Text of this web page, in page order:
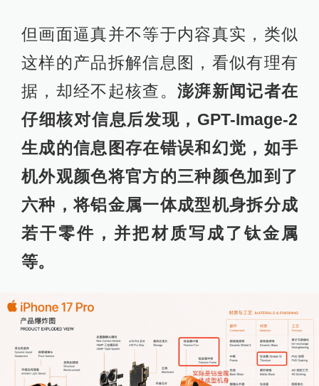
但画面逼真并不等于内容真实，类似
这样的产品拆解信息图，看似有理有
据，却经不起核查。澎湃新闻记者在
仔细核对信息后发现，GPT-Image-2
生成的信息图存在错误和幻觉，如手
机外观颜色将官方的三种颜色加到了
六种，将铝金属一体成型机身拆分成
若干零件，并把材质写成了钛金属
等。